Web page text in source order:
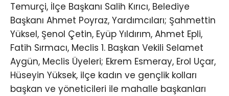
Temurçi, İlçe Başkanı Salih Kırıcı, Belediye
Başkanı Ahmet Poyraz, Yardımcıları; Şahmettin
Yüksel, Şenol Çetin, Eyüp Yıldırım, Ahmet Epli,
Fatih Sırmacı, Meclis 1. Başkan Vekili Selamet
Aygün, Meclis Üyeleri; Ekrem Esmeray, Erol Uçar,
Hüseyin Yüksek, ilçe kadın ve gençlik kolları
başkan ve yöneticileri ile mahalle başkanları